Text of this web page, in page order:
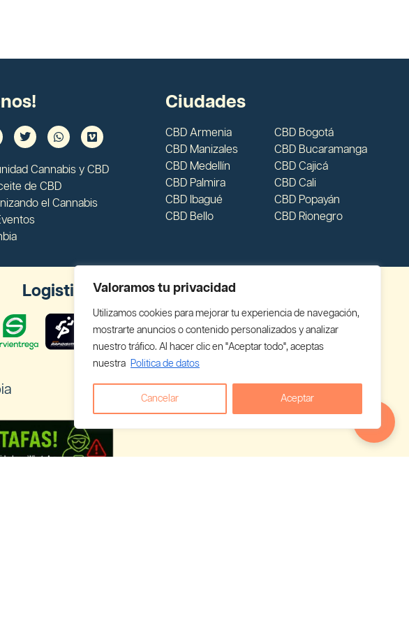
Valoramos tu privacidad
Utilizamos cookies para mejorar tu experiencia de navegación,
mostrarte anuncios o contenido personalizados y analizar
nuestro tráfico. Al hacer clic en "Aceptar todo", aceptas
nuestra Politica de datos
Cancelar Aceptar
Cannabis y CBD
de CBD
el Cannabis
Ciudades
CBD Armenia
CBD Manizales
CBD Medellín
CBD Palmira
CBD Ibagué
CBD Bello
CBD Bogotá
CBD Bucaramanga
CBD Cajicá
CBD Cali
CBD Popayán
CBD Rionegro
Logistica